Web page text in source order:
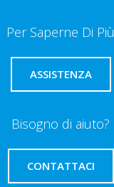
Per Saperne Di Più
ASSISTENZA
Bisogno di aiuto?
CONTATTACI